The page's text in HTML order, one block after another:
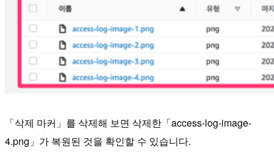
「삭제 마커」를 삭제해 보면 삭제한「access-log-image-
4.png」가 복원된 것을 확인할 수 있습니다.